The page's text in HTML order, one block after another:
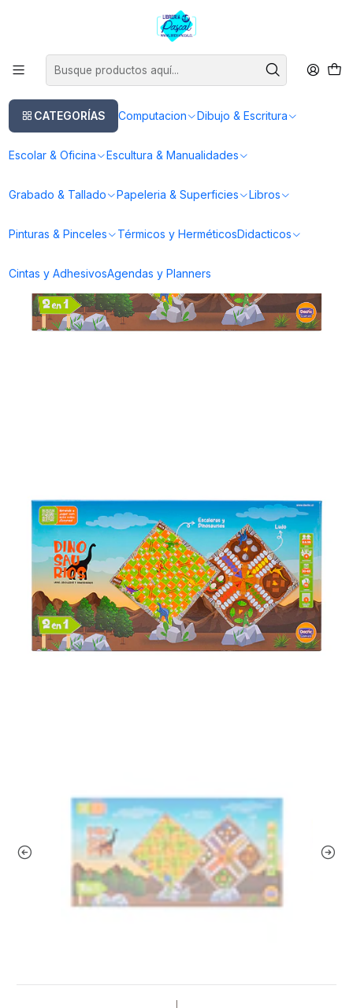
CATEGORÍAS Computacion Dibujo & Escritura
Escolar & Oficina Escultura & Manualidades
Grabado & Tallado Papeleria & Superficies Libros
Pinturas & Pinceles Térmicos y HerméticosDidacticos
Cintas y AdhesivosAgendas y Planners
Este es el texto del slide